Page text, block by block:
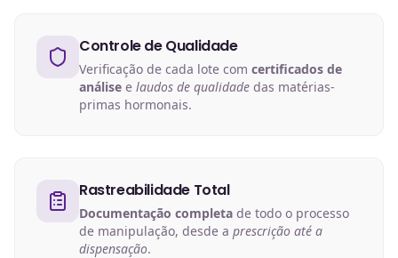
Controle de Qualidade
Verificação de cada lote com certificados de
análise e laudos de qualidade das matérias-
primas hormonais.
Rastreabilidade Total
Documentação completa de todo o processo
de manipulação, desde a prescrição até a
dispensação.